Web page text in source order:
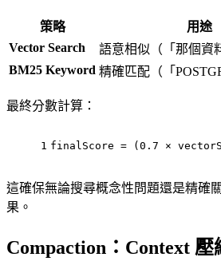
策略 用途
Vector Search
語意相似（「那個資
BM25 Keyword 精確匹配（「
最終分數計算：
1 finalScore = (0.7 ×
這確保無論搜尋概念性問題還是精確
果。
Compaction：Context 壓